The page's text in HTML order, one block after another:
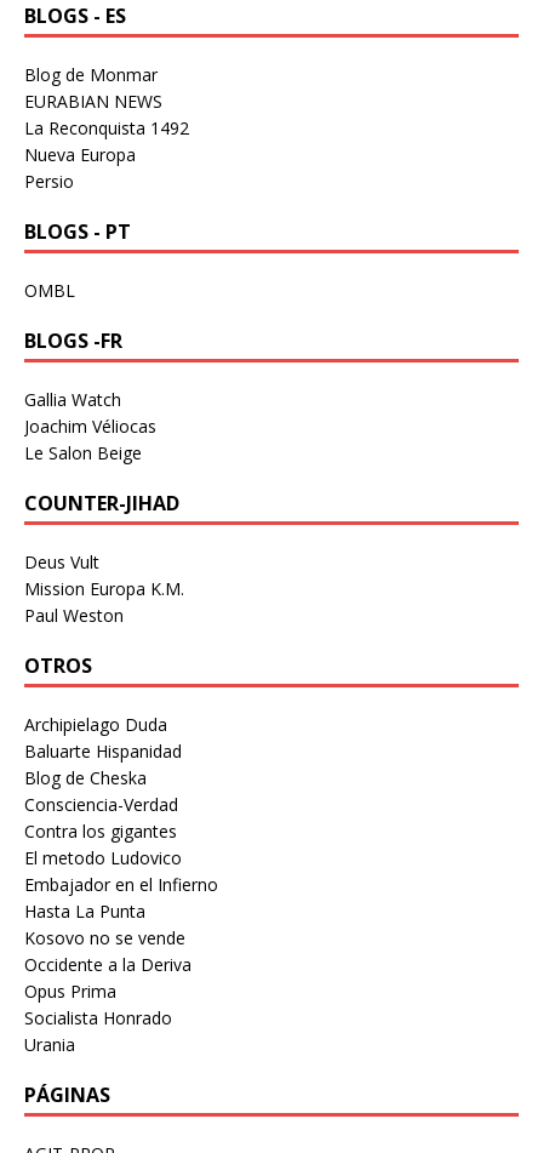
BLOGS - ES
Blog de Monmar
EURABIAN NEWS
La Reconquista 1492
Nueva Europa
Persio
BLOGS - PT
OMBL
BLOGS -FR
Gallia Watch
Joachim Véliocas
Le Salon Beige
COUNTER-JIHAD
Deus Vult
Mission Europa K.M.
Paul Weston
OTROS
Archipielago Duda
Baluarte Hispanidad
Blog de Cheska
Consciencia-Verdad
Contra los gigantes
El metodo Ludovico
Embajador en el Infierno
Hasta La Punta
Kosovo no se vende
Occidente a la Deriva
Opus Prima
Socialista Honrado
Urania
PÁGINAS